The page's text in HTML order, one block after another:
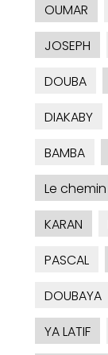
OUMAR
JOSEPH
DOUBA
DIAKABY
BAMBA
Le chemin
KARAN
PASCAL
DOUBAYA
YA LATIF